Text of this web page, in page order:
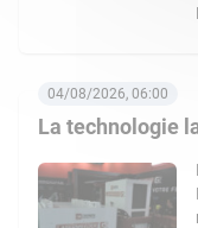
La technologie
04/08/2026, 06:00